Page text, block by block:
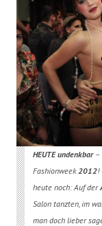
HEUTE undenkbar–
Fashionweek 2012!
heute noch:Auf der
Salon tanzten, im
man doch lieber